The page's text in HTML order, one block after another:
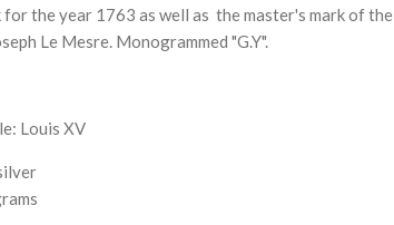
the year 1763 as well as the master's mark of the
Le Mesre. Monogrammed "G.Y".
Louis XV